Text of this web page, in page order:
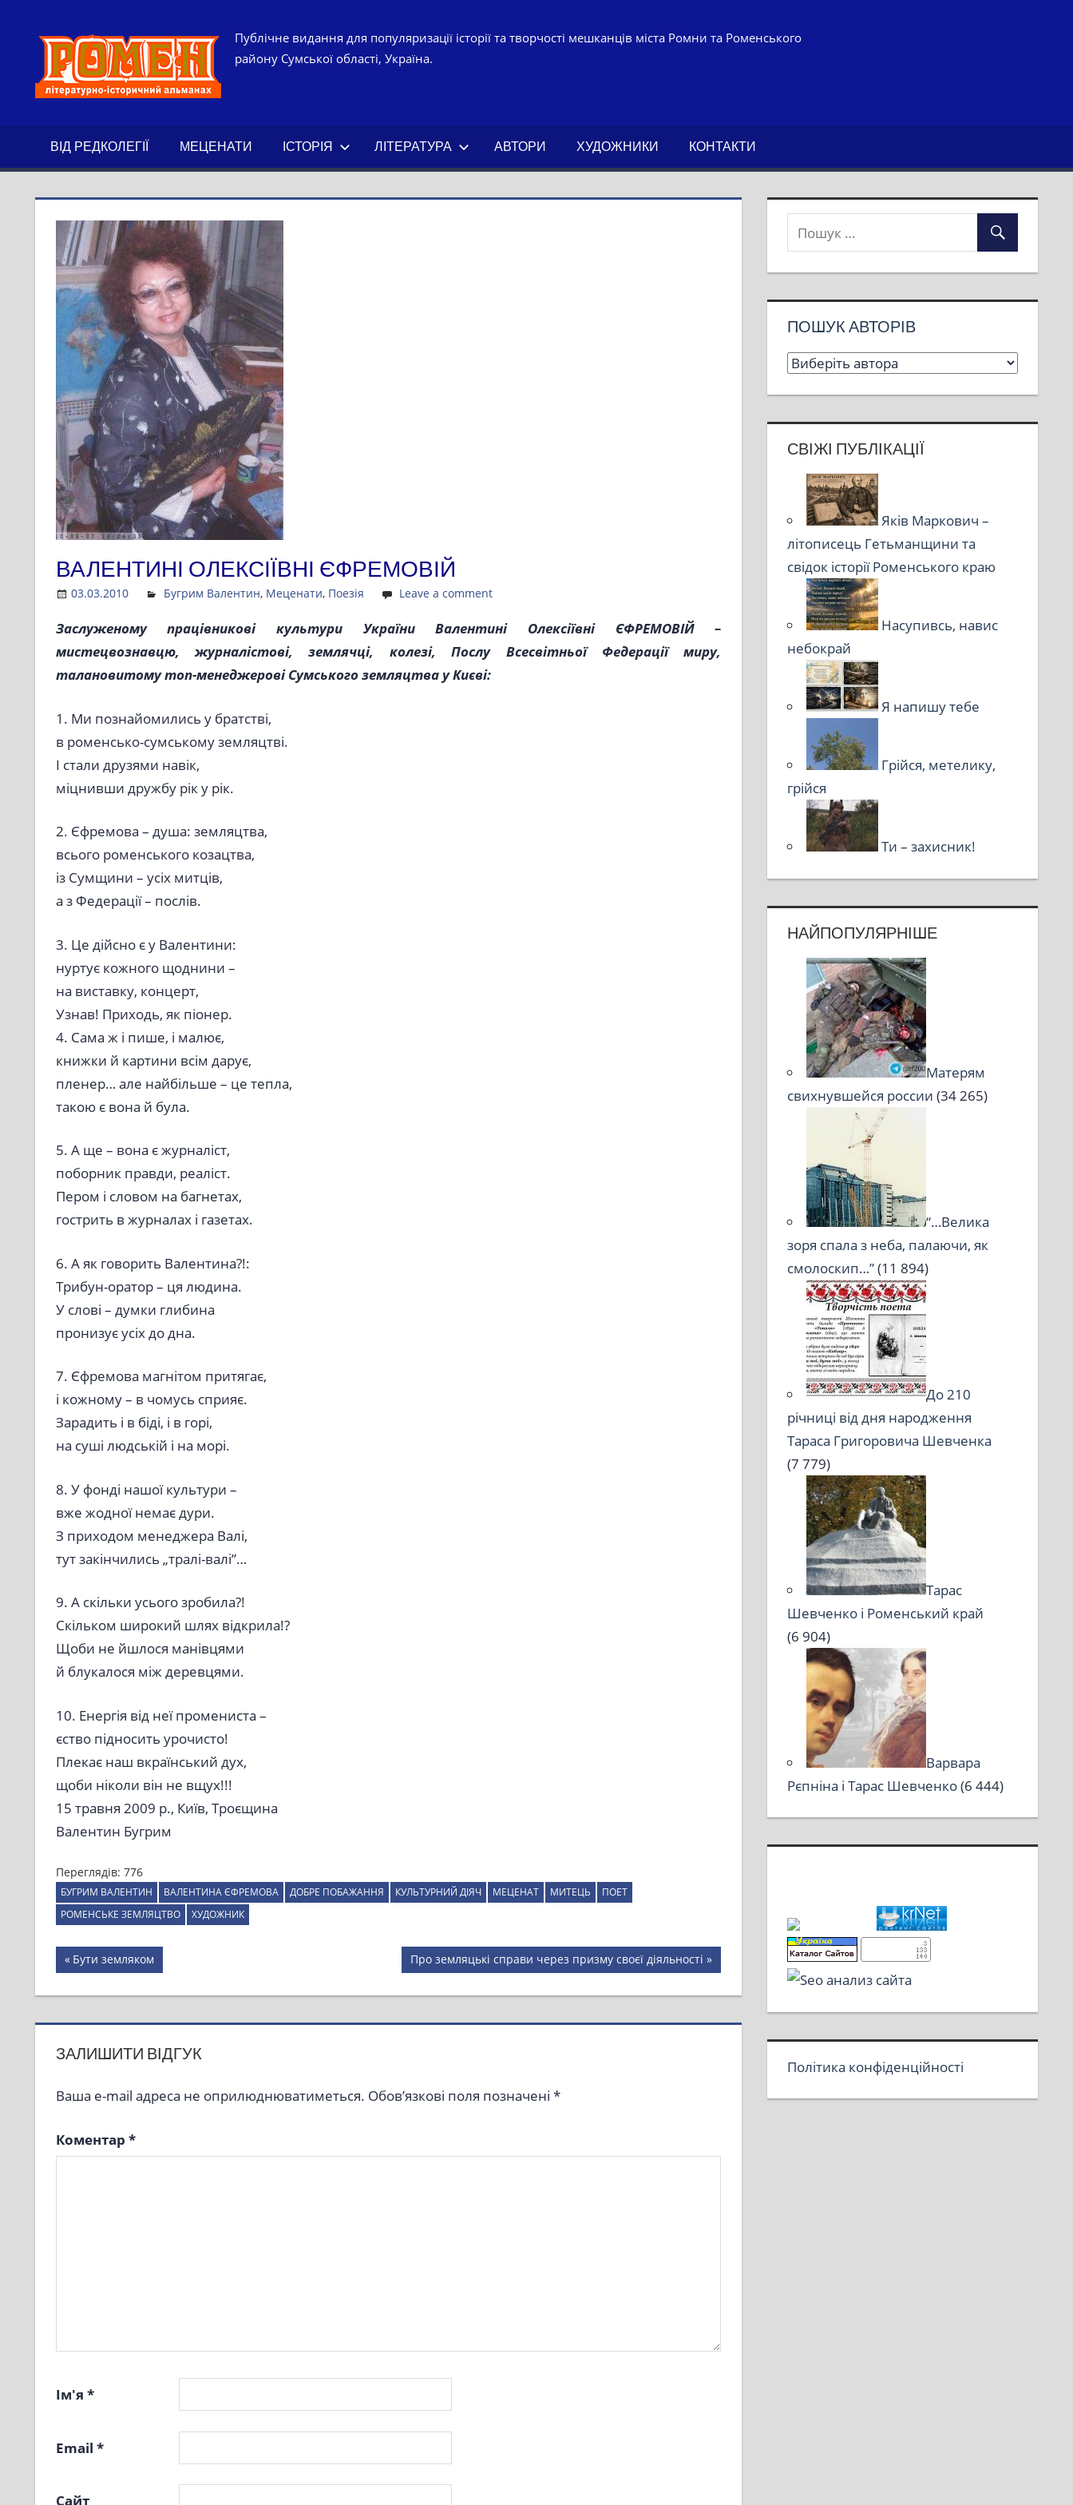
РОМЕН.
ІСТОРИЧНИЙ
АЛЬМАНАХ.
Публічне видання для популяризації історії та творчості мешканців міста Ромни та Роменського
району Сумської області, Україна.
ВІД РЕДКОЛЕГІЇ МЕЦЕНАТИ ІСТОРІЯ ЛІТЕРАТУРА АВТОРИ ХУДОЖНИКИ КОНТАКТИ
ВАЛЕНТИНІ ОЛЕКСІЇВНІ ЄФРЕМОВІЙ
03.03.2010 Admin
Бугрим Валентин, Меценати, Поезія Leave a comment
Заслуженому працівникові культури України Валентині Олексіївні ЄФРЕМОВІЙ –
мистецвознавцю, журналістові, землячці, колезі, Послу Всесвітньої Федерації миру,
талановитому топ-менеджерові Сумського земляцтва у Києві:
1. Ми познайомились у братстві,
в роменсько-сумському земляцтві.
І стали друзями навік,
міцнивши дружбу рік у рік.
2. Єфремова – душа: земляцтва,
всього роменського козацтва,
із Сумщини – усіх митців,
а з Федерації – послів.
3. Це дійсно є у Валентини:
нуртує кожного щоднини –
на виставку, концерт,
Узнав! Приходь, як піонер.
4. Сама ж і пише, і малює,
книжки й картини всім дарує,
пленер… але найбільше – це тепла,
такою є вона й була.
5. А ще – вона є журналіст,
поборник правди, реаліст.
Пером і словом на багнетах,
гострить в журналах і газетах.
6. А як говорить Валентина?!:
Трибун-оратор – ця людина.
У слові – думки глибина
пронизує усіх до дна.
7. Єфремова магнітом притягає,
і кожному – в чомусь сприяє.
Зарадить і в біді, і в горі,
на суші людській і на морі.
8. У фонді нашої культури –
вже жодної немає дури.
З приходом менеджера Валі,
тут закінчились „тралі-валі”…
9. А скільки усього зробила?!
Скільком широкий шлях відкрила!?
Щоби не йшлося манівцями
й блукалося між деревцями.
10. Енергія від неї промениста –
єство підносить урочисто!
Плекає наш вкраїнський дух,
щоби ніколи він не вщух!!!
15 травня 2009 р., Київ, Троєщина
Валентин Бугрим
Переглядів: 776
БУГРИМ ВАЛЕНТИН ВАЛЕНТИНА ЄФРЕМОВА ДОБРЕ ПОБАЖАННЯ КУЛЬТУРНИЙ ДІЯЧ МЕЦЕНАТ МИТЕЦЬ
ПОЕТ
РОМЕНСЬКЕ ЗЕМЛЯЦТВО
ХУДОЖНИК
Навігація
записів
Previous
Post:
Бути земляком
Next
Post:
Про земляцькі справи через призму своєї діяльності
ЗАЛИШИТИ ВІДГУК
Ваша e-mail адреса не оприлюднюватиметься. Обов’язкові поля позначені *
Коментар *
Ім'я *
Email *
Сайт
ПОШУК АВТОРІВ
СВІЖІ ПУБЛІКАЦІЇ
Яків Маркович –
літописець Гетьманщини та
свідок історії Роменського краю
Насупивсь, навис
небокрай
Я напишу тебе
Грійся, метелику,
грійся
Ти – захисник!
НАЙПОПУЛЯРНІШЕ
Матерям
свихнувшейся россии (34 265)
“…Велика
зоря спала з неба, палаючи, як
смолоскип…”(11 894)
До 210
річниці від дня народження
Тараса Григоровича Шевченка
(7 779)
Тарас
Шевченко і Роменський край
(6 904)
Варвара
Рєпніна і Тарас Шевченко(6 444)
Політика конфіденційності